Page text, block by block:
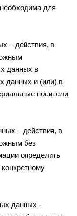
для
– действия, в
данных в
данных и (или) в
носители
– действия, в
без
определить
данных -